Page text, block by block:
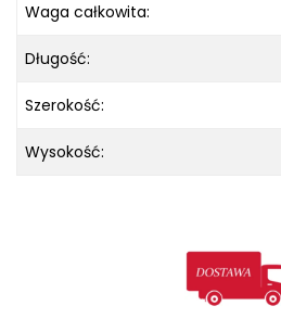
Waga całkowita:
Długość:
Szerokość:
Wysokość: